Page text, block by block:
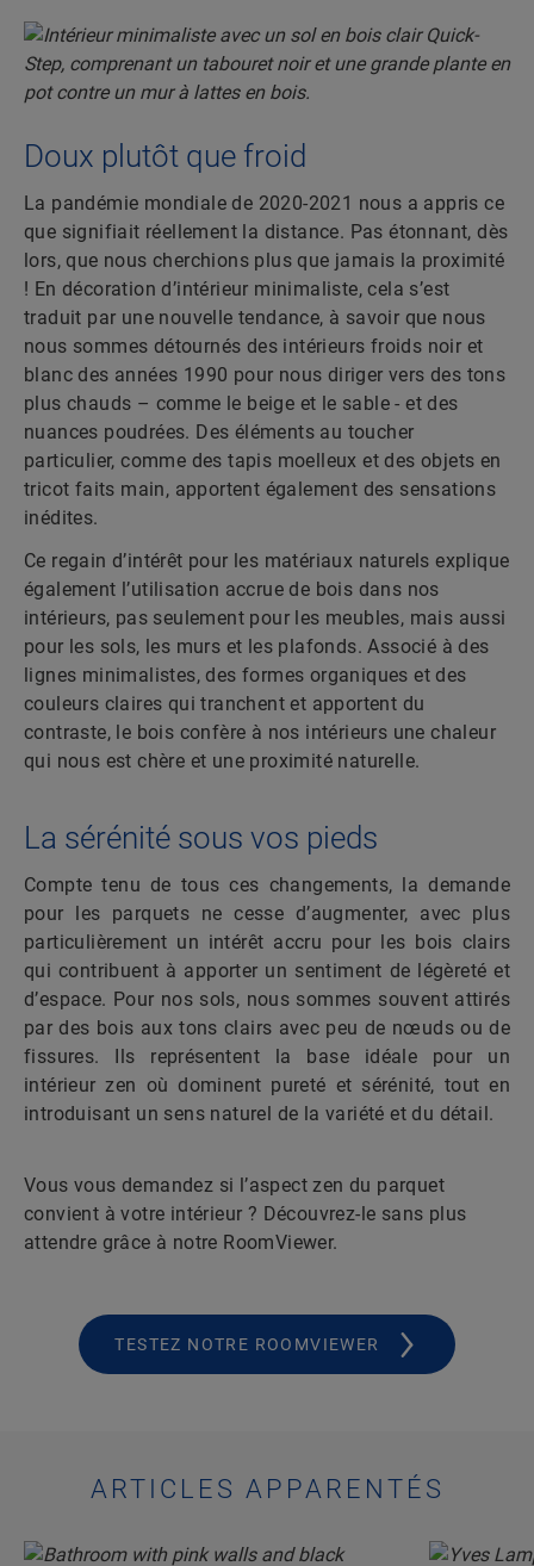
Doux plutôt que froid
La pandémie mondiale de 2020-2021 nous a appris ce
que signifiait réellement la distance. Pas étonnant, dès
lors, que nous cherchions plus que jamais la proximité
! En décoration d’intérieur minimaliste, cela s’est
traduit par une nouvelle tendance, à savoir que nous
nous sommes détournés des intérieurs froids noir et
blanc des années 1990 pour nous diriger vers des tons
plus chauds – comme le beige et le sable - et des
nuances poudrées. Des éléments au toucher
particulier, comme des tapis moelleux et des objets en
tricot faits main, apportent également des sensations
inédites.
Ce regain d’intérêt pour les matériaux naturels explique
également l’utilisation accrue de bois dans nos
intérieurs, pas seulement pour les meubles, mais aussi
pour les sols, les murs et les plafonds. Associé à des
lignes minimalistes, des formes organiques et des
couleurs claires qui tranchent et apportent du
contraste, le bois confère à nos intérieurs une chaleur
qui nous est chère et une proximité naturelle.
La sérénité sous vos pieds
Compte tenu de tous ces changements, la demande
pour les parquets ne cesse d’augmenter, avec plus
particulièrement un intérêt accru pour les bois clairs
qui contribuent à apporter un sentiment de légèreté et
d’espace. Pour nos sols, nous sommes souvent attirés
par des bois aux tons clairs avec peu de nœuds ou de
fissures. Ils représentent la base idéale pour un
intérieur zen où dominent pureté et sérénité, tout en
introduisant un sens naturel de la variété et du détail.
Vous vous demandez si l’aspect zen du parquet
convient à votre intérieur ? Découvrez-le sans plus
attendre grâce à notre RoomViewer.
TESTEZ NOTRE ROOMVIEWER
ARTICLES APPARENTÉS